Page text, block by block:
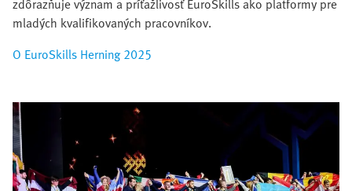
zdôrazňuje význam a príťažlivosť EuroSkills ako platformy pre
mladých kvalifikovaných pracovníkov.​
O EuroSkills Herning 2025